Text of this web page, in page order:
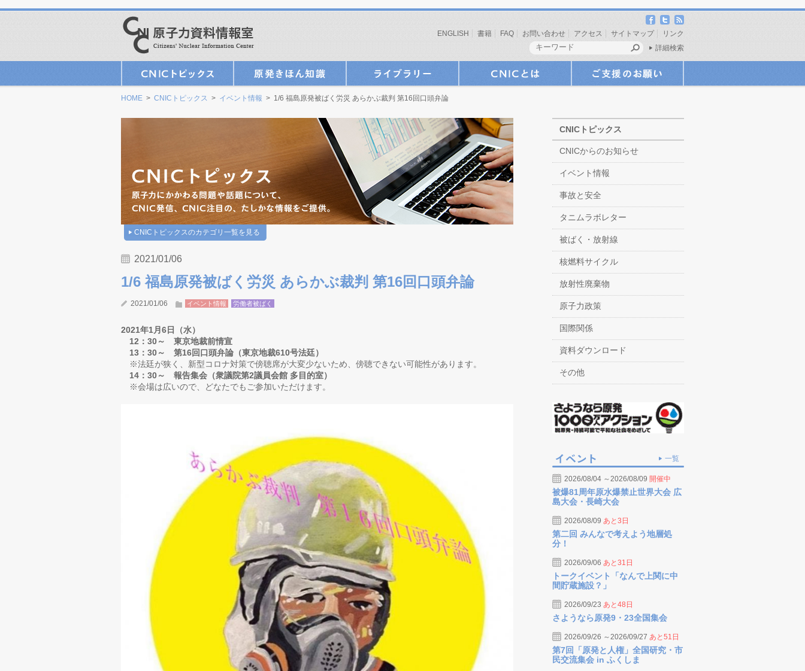
ENGLISH 書籍 FAQ お問い合わせ アクセス サイトマップ
リンク
詳細検索
HOME > CNICトピックス > イベント情報 > 1/6 福島原発被ばく労災 あらかぶ裁判 第16回口頭弁論
CNICトピックスのカテゴリ一覧を見る
2021/01/06
1/6 福島原発被ばく労災 あらかぶ裁判 第16回口頭弁論
2021/01/06 イベント情報 労働者被ばく
2021年1月6日（水）
12：30～ 東京地裁前情宣
13：30～ 第16回口頭弁論（東京地裁610号法廷）
※法廷が狭く、新型コロナ対策で傍聴席が大変少ないため、傍聴できない可能性があります。
14：30～ 報告集会（衆議院第2議員会館 多目的室）
※会場は広いので、どなたでもご参加いただけます。
CNICトピックス
CNICからのお知らせ
イベント情報
事故と安全
タニムラボレター
被ばく・放射線
核燃料サイクル
放射性廃棄物
原子力政策
国際関係
資料ダウンロード
その他
一覧
2026/08/04 ～2026/08/09 開催中
被爆81周年原水爆禁止世界大会 広
島大会・長崎大会
2026/08/09 あと3日
第二回 みんなで考えよう地層処
分！
2026/09/06 あと31日
トークイベント「なんで上関に中
間貯蔵施設？」
2026/09/23 あと48日
さようなら原発9・23全国集会
2026/09/26 ～2026/09/27 あと51日
第7回「原発と人権」全国研究・市
民交流集会 in ふくしま